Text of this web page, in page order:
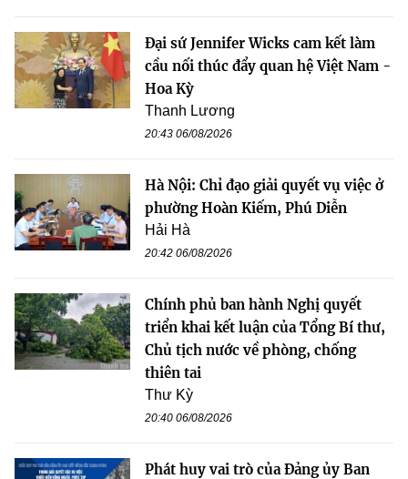
Đại sứ Jennifer Wicks cam kết làm
cầu nối thúc đẩy quan hệ Việt Nam -
Hoa Kỳ
Thanh Lương
20:43 06/08/2026
Hà Nội: Chỉ đạo giải quyết vụ việc ở
phường Hoàn Kiếm, Phú Diễn
Hải Hà
20:42 06/08/2026
Chính phủ ban hành Nghị quyết
triển khai kết luận của Tổng Bí thư,
Chủ tịch nước về phòng, chống
thiên tai
Thư Kỳ
20:40 06/08/2026
Phát huy vai trò của Đảng ủy Ban